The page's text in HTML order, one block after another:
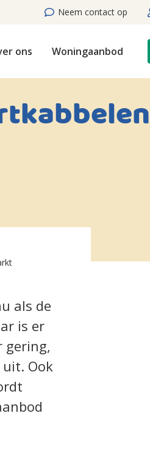
Neem contact op
ons Woningaanbod
als de
is er
gering,
Ook